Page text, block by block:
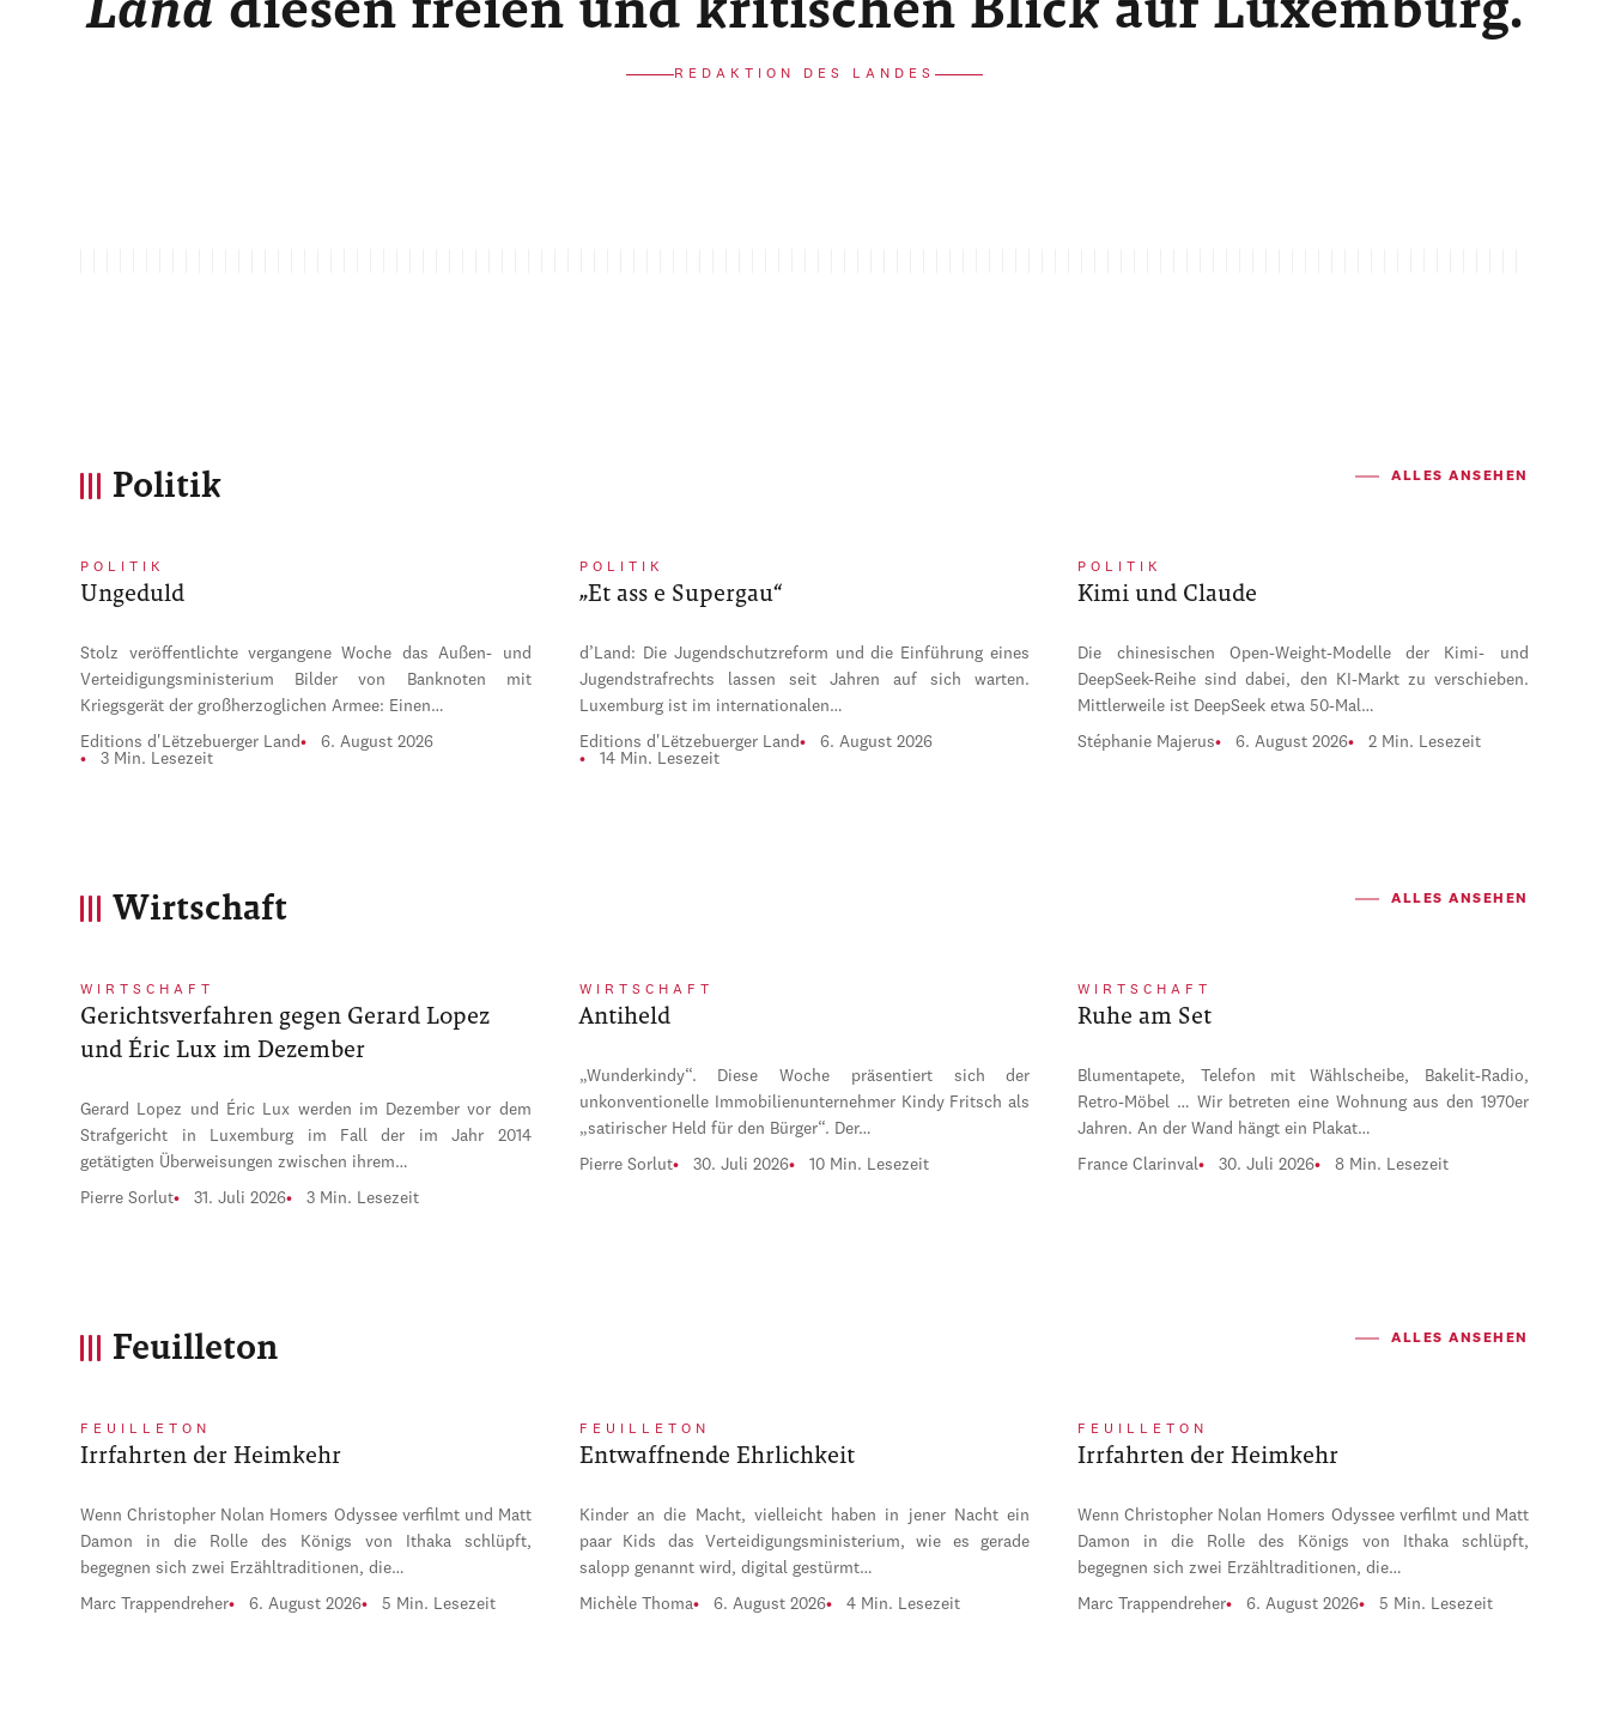
REDAKTION DES LANDES
Politik ALLES ANSEHEN
POLITIK
Ungeduld
Stolz veröffentlichte vergangene Woche das Außen- und
Verteidigungsministerium Bilder von Banknoten mit
Kriegsgerät der großherzoglichen Armee: Einen…
Editions d'Lëtzebuerger Land
6. August 2026
3 Min. Lesezeit
POLITIK
„Et ass e Supergau“
d’Land: Die Jugendschutzreform und die Einführung eines
Jugendstrafrechts lassen seit Jahren auf sich warten.
Luxemburg ist im internationalen…
Editions d'Lëtzebuerger Land
6. August 2026
14 Min. Lesezeit
POLITIK
Kimi und Claude
Die chinesischen Open-Weight-Modelle der Kimi- und
DeepSeek-Reihe sind dabei, den KI-Markt zu verschieben.
Mittlerweile ist DeepSeek etwa 50-Mal…
Stéphanie Majerus 6. August 2026 2 Min. Lesezeit
Wirtschaft ALLES ANSEHEN
WIRTSCHAFT
Gerichtsverfahren gegen Gerard Lopez
und Éric Lux im Dezember
Gerard Lopez und Éric Lux werden im Dezember vor dem
Strafgericht in Luxemburg im Fall der im Jahr 2014
getätigten Überweisungen zwischen ihrem…
Pierre Sorlut 31. Juli 2026 3 Min. Lesezeit
WIRTSCHAFT
Antiheld
„Wunderkindy“. Diese Woche präsentiert sich der
unkonventionelle Immobilienunternehmer Kindy Fritsch als
„satirischer Held für den Bürger“. Der…
Pierre Sorlut 30. Juli 2026 10 Min. Lesezeit
WIRTSCHAFT
Ruhe am Set
Blumentapete, Telefon mit Wählscheibe, Bakelit-Radio,
Retro-Möbel … Wir betreten eine Wohnung aus den 1970er
Jahren. An der Wand hängt ein Plakat…
France Clarinval 30. Juli 2026 8 Min. Lesezeit
Feuilleton ALLES ANSEHEN
FEUILLETON
Irrfahrten der Heimkehr
Wenn Christopher Nolan Homers Odyssee verfilmt und Matt
Damon in die Rolle des Königs von Ithaka schlüpft,
begegnen sich zwei Erzähltraditionen, die…
Marc Trappendreher 6. August 2026 5 Min. Lesezeit
FEUILLETON
Entwaffnende Ehrlichkeit
Kinder an die Macht, vielleicht haben in jener Nacht ein
paar Kids das Verteidigungsministerium, wie es gerade
salopp genannt wird, digital gestürmt…
Michèle Thoma 6. August 2026 4 Min. Lesezeit
FEUILLETON
Irrfahrten der Heimkehr
Wenn Christopher Nolan Homers Odyssee verfilmt und Matt
Damon in die Rolle des Königs von Ithaka schlüpft,
begegnen sich zwei Erzähltraditionen, die…
Marc Trappendreher 6. August 2026 5 Min. Lesezeit